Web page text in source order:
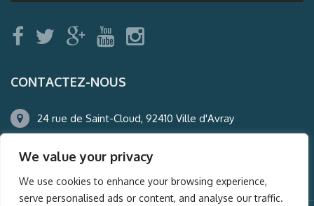
We value your privacy
We use cookies to enhance your browsing experience,
serve personalised ads or content, and analyse our traffic.
CONTACTEZ-NOUS
24 rue de Saint-Cloud, 92410 Ville d'Avray